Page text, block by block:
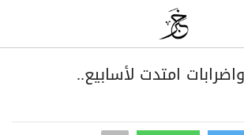
امتدت لأسابيع..